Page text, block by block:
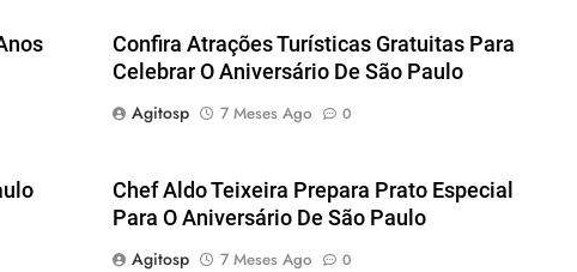
Confira Atrações Turísticas Gratuitas Para
Celebrar O Aniversário De São Paulo
Agitosp
7 Meses Ago 0
Chef Aldo Teixeira Prepara Prato Especial
Para O Aniversário De São Paulo
Agitosp
7 Meses Ago 0